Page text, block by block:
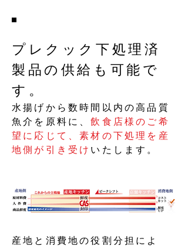
プレクック下処理済
製品の供給も可能で
す。
水揚げから数時間以内の高品質
魚介を原料に、飲食店様のご希
望に応じて、素材の下処理を産
地側が引き受け いたします。
​​産地と消費地の役割分担によ